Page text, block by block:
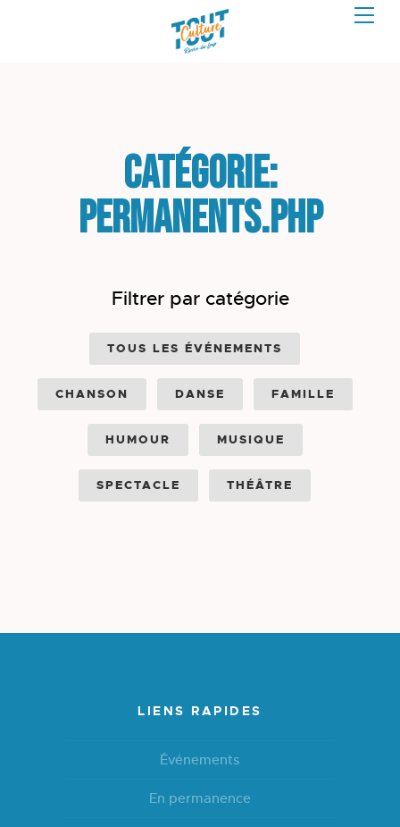
Catégorie:
permanents.php
Filtrer par catégorie
TOUS LES ÉVÉNEMENTS
CHANSON DANSE FAMILLE
HUMOUR MUSIQUE
SPECTACLE THÉÂTRE
LIENS RAPIDES
Événements
En permanence